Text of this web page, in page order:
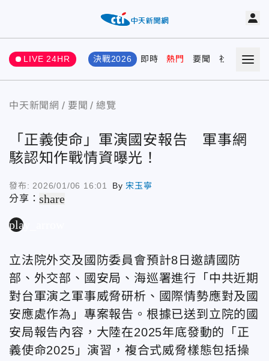
LIVE 24HR 決戰2026 即時 熱門 要聞 社會 娛樂
中天新聞網 要聞 總覽
「正義使命」軍演國安報告 軍事網
駭認知作戰情資曝光！
發布: 2026/01/06 16:01 By 宋玉寧
分享：share
play_arrow
立法院外交及國防委員會預計8日邀請國防
部、外交部、國安局、海巡署進行「中共近期
對台軍演之軍事威脅研析、國際情勢應對及國
安應處作為」專案報告。根據已送到立院的國
安局報告內容，大陸在2025年底發動的「正
義使命2025」演習，複合式威脅樣態包括操